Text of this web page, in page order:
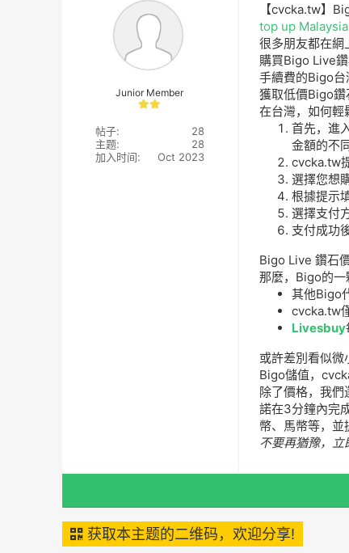
Junior Member
帖子:
28
主题:
28
加入时间:
Oct 2023
【cvcka.tw】
top up Malaysia
很多朋友都在網
購買Bigo Live
手續費的Bigo台
獲取低價Bigo
在台灣，如何輕
首先，進
金額的不
cvcka.tw
選擇您想
根據提示
選擇支付
支付成功
Bigo Live 鑽石
那麼，Bigo的一
其他Bigo
cvcka.tw
Livesbuy
或許差別看似微
Bigo儲值，
除了價格，我
諾在3分鐘內完
幣、馬幣等，並
不要再猶豫，
获取本主题的二维码，欢迎分享!